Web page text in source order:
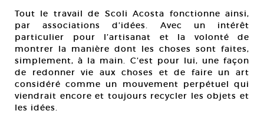
Tout le travail de Scoli Acosta fonctionne ainsi,
par associations d’idées. Avec un intérêt
particulier pour l’artisanat et la volonté de
montrer la manière dont les choses sont faites,
simplement, à la main. C’est pour lui, une façon
de redonner vie aux choses et de faire un art
considéré comme un mouvement perpétuel qui
viendrait encore et toujours recycler les objets et
les idées.